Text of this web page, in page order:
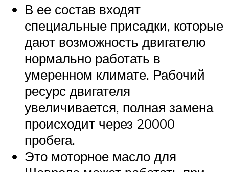
В ее состав входят
специальные присадки, которые
дают возможность двигателю
нормально работать в
умеренном климате. Рабочий
ресурс двигателя
увеличивается, полная замена
происходит через 20000
пробега.
Это моторное масло для